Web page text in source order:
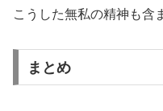
こうした無私の精神も含
まとめ